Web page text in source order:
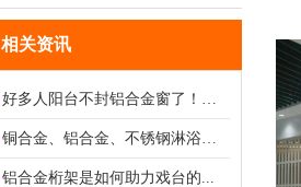
相关资讯
铝合金桁架是如何助力戏台的...